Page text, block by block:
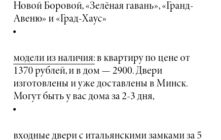
Новой Боровой, «Зелёная гавань», «Гранд-
Авеню» и «Град-Хаус»
модели из наличия:в квартиру по цене от
1370 рублей, и в дом — 2900. Двери
изготовлены и уже доставлены в Минск.
Могут быть у вас дома за 2-3 дня,
входные двери с итальянскими замкамиза 5